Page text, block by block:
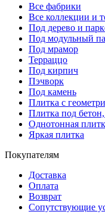
Все фабрики
Все коллекции и
Под дерево и
Под модульный
Под мрамор
Терраццо
Под кирпич
Пэчворк
Под камень
Плитка с
Плитка под
Однотонная
Яркая плитка
Покупателям
Доставка
Оплата
Возврат
Сопутствующие